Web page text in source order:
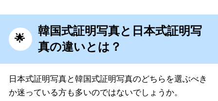
韓国式証明写真と日本式証明写
真の違いとは？
日本式証明写真と韓国式証明写真のどちらを選ぶべき
か迷っている方も多いのではないでしょうか。